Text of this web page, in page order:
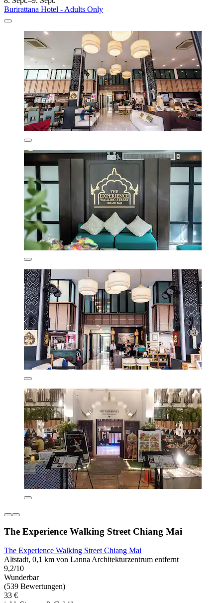
Burirattana Hotel - Adults Only
The Experience Walking Street Chiang Mai
The Experience Walking Street Chiang Mai
Altstadt, 0,1 km von Lanna Architekturzentrum entfernt
9,2/10
Wunderbar
(539 Bewertungen)
33 €